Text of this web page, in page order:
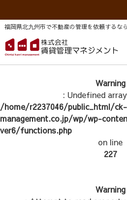
福岡県北九州市で不動産の管理を依頼するな
Warning
: Undefined
/home/r2237046/public_html/ck-
management.co.jp/wp/wp-
ver6/functions.php
on line
227
Warning